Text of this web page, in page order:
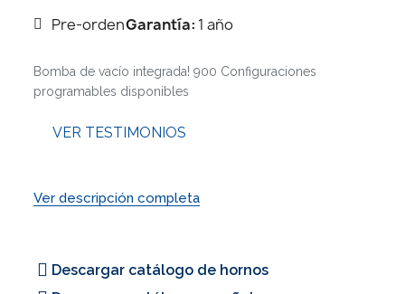
Pre-ordenGarantía: 1 año
Bomba de vacío integrada! 900 Configuraciones
programables disponibles
VER TESTIMONIOS
Ver descripción completa
Descargar catálogo de hornos